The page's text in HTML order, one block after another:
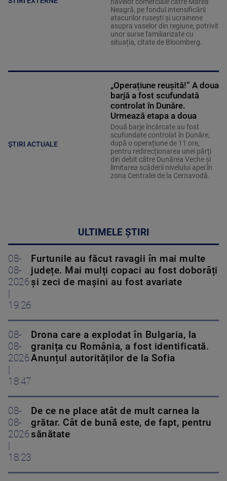
Neagră, pe fondul intensificării
atacurilor rusești și ucrainene
asupra vaselor din regiune, potrivit
unor surse familiarizate cu
situația, citate de Bloomberg.
ȘTIRI ACTUALE
„Operațiune reușită!” A doua
barjă a fost scufundată
controlat în Dunăre.
Urmează etapa a doua
Două barje încărcate au fost
scufundate controlat în Dunăre,
după o operațiune de 11 ore,
pentru redirecționarea unei părți
din debit către Dunărea Veche și
limitarea scăderii nivelului apei în
zona Centralei de la Cernavodă.
ULTIMELE ȘTIRI
08-
08-
2026
19:26
Furtunile au făcut ravagii în mai multe
județe. Mai mulți copaci au fost doborâți
și zeci de mașini au fost avariate
08-
08-
2026
18:47
Drona care a explodat în Bulgaria, la
granița cu România, a fost identificată.
Anunțul autorităților de la Sofia
08-
08-
2026
18:23
De ce ne place atât de mult carnea la
grătar. Cât de bună este, de fapt, pentru
sănătate